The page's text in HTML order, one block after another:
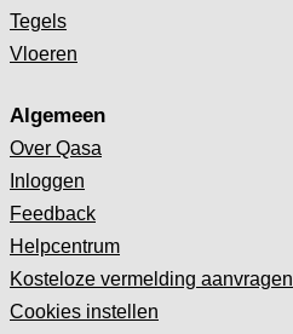
Tegels
Vloeren
Algemeen
Over Qasa
Inloggen
Feedback
Helpcentrum
Kosteloze vermelding aanvragen
Cookies instellen